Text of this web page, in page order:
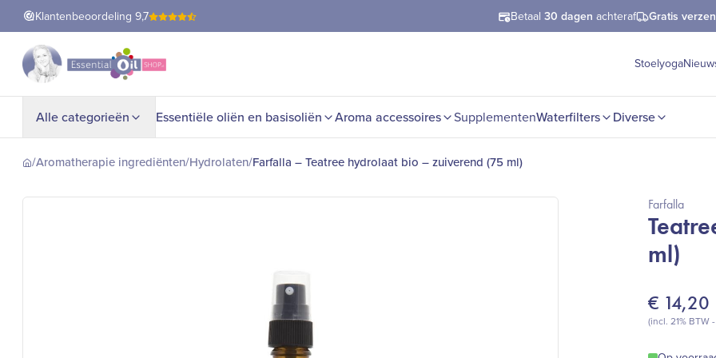
Klantenbeoordeling 9,7 Betaal 30 dagen achteraf Gratis
Stoelyoga
Alle categorieën Essentiële oliën en basisoliën Aroma accessoires SupplementenWaterfilters Diverse
/Aromatherapie ingrediënten/Hydrolaten/Farfalla – Teatree hydrolaat bio – zuiverend (75 ml)
Farfalla
ml)
€ 14,20
(incl. 21% BTW